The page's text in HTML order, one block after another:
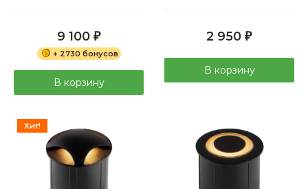
9 100 ₽
+ 2730 бонусов
В корзину
2 950 ₽
В корзину
Хит!